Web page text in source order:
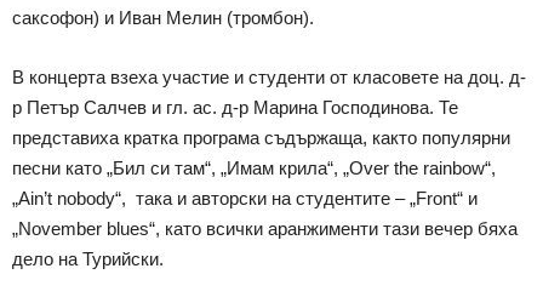
саксофон) и Иван Мелин (тромбон).
В концерта взеха участие и студенти от класовете на доц. д-
р Петър Салчев и гл. ас. д-р Марина Господинова. Те
представиха кратка програма съдържаща, както популярни
песни като „Бил си там“, „Имам крила“, „Over the rainbow“,
„Ain’t nobody“, така и авторски на студентите – „Front“ и
„November blues“, като всички аранжименти тази вечер бяха
дело на Турийски.